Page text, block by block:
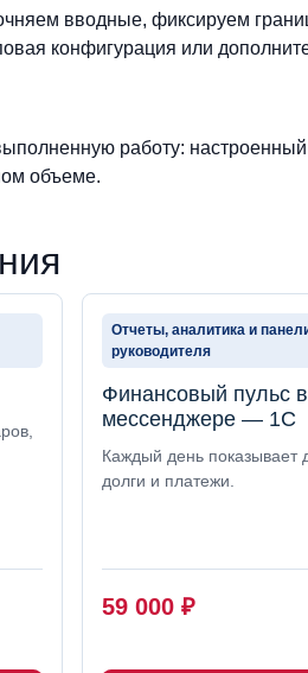
вводные, фиксируем
конфигурация или
работу:
объеме.
Отчеты, аналитика и
руководителя
Финансовый пульс в
мессенджере — 1С
Каждый день показывает
долги и платежи.
59 000 ₽